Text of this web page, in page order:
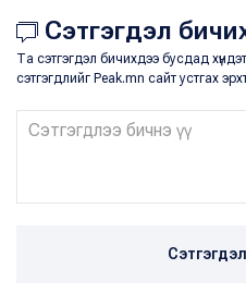
Сэтгэгдэл
Та сэтгэгдэл бичихдээ бусдад
сэтгэгдлийг Peak.mn сайт устгах